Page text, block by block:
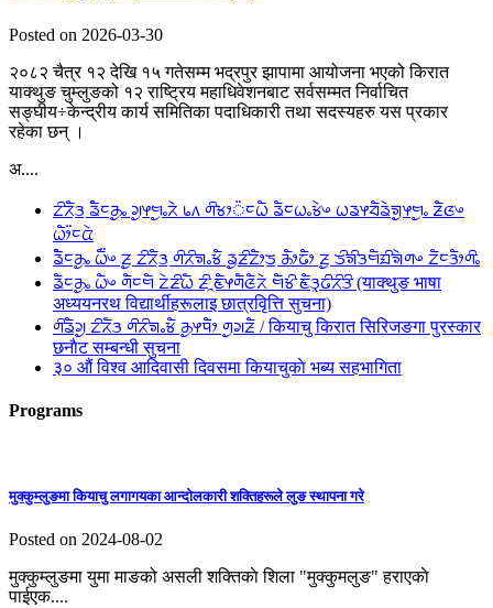
Posted on 2026-03-30
२०८२ चैत्र १२ देखि १५ गतेसम्म भद्रपुर झापामा आयोजना भएको किरात
याक्थुङ चुम्लुङको १२ राष्ट्रिय महाधिवेशनबाट सर्वसम्मत निर्वाचित
सङ्घीय÷केन्द्रीय कार्य समितिका पदाधिकारी तथा सदस्यहरु यस प्रकार
रहेका छन् ।
अ....
ᤁᤡᤖᤠᤋ᤻ ᤕᤠᤠᤰᤌᤢᤱ ᤆᤢᤶᤗᤢᤱᤖᤧ ᥇᥈ ᤛᤡᤃᤣ᤺ᤰᤐᤠ ᤕᤠᤰᤐᤱᤃᤧᤴ ᤐᤕᤶᤔᤠᤕᤧᤈᤢᤶᤗᤢᤱ ᤏᤠᤜᤴ
ᤐᤥ᤺ᤰᤂᤧ
ᤕᤠᤠᤰᤌᤢᤱ ᤐᤠ᤺ᤴ ᤏᤢ ᤁᤡᤖᤠᤋ᤻ ᤛᤡᤖᤡᤈᤱᤃᤠ ᤕᤢᤏᤡᤁᤥᤍ᤻ ᤌᤥᤒᤥ ᤏᤢ ᤍᤡᤈᤡᤋᤗᤠᤀᤡᤈᤧᤛᤴ ᤁᤠᤰᤋᤥᤛᤡᤱ
ᤕᤠᤰᤌᤢᤱ ᤐᤠᤴ ᤛᤠᤰᤗᤠ ᤁᤧᤏᤡᤐᤠ ᤏᤡᤳᤇᤠᤶᤛᤠᤜᤠᤖᤧ ᤗᤠᤃᤡ ᤇᤠᤋᤪᤒᤡᤖᤡᤋᤡ (याक्थुङ भाषा
अध्ययनरथ विद्यार्थीहरूलाइ छात्रवृित्ति सुचना)
ᤛᤡᤕᤠᤆᤢ ᤁᤡᤖᤠᤋ ᤛᤡᤖᤡᤈᤱᤃᤠ ᤌᤢᤶᤄᤥ ᤛᤢᤆᤏᤠ / कियाचु किरात सिरिजङगा पुरस्कार
छनाैट सम्बन्धी सुचना
३० औं विश्व आदिवासी दिवसमा कियाचुकाे भब्य सहभागिता
Programs
मुक्कुम्लुङमा कियाचु लगागयका आन्दाेलकारी शक्तिहरूले लुङ स्थापना गरे
Posted on 2024-08-02
मुक्कुम्लुङमा युमा माङको असली शक्तिकाे शिला "मुक्कुमलुङ" हराएकाे
पाईएक....